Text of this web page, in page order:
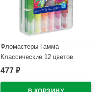
Фломастеры Гамма
Классические 12 цветов
утолщенные двусторонние
пластиковый бокс
477 ₽